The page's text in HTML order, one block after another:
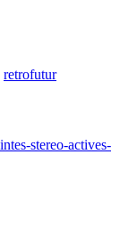
retrofutur